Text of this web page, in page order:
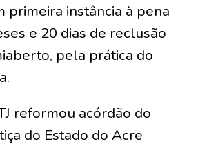
primeira instância à pena
e 20 dias de reclusão
pela prática do
reformou acórdão do
do Estado do Acre